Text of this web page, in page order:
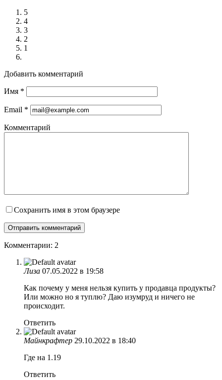
5
4
3
2
1
Добавить комментарий
Имя *
Email *
Комментарий
Сохранить имя в этом браузере
Комментарии: 2
Лиза 07.05.2022 в 19:58
Как почему у меня нельзя купить у продавца продукты?
Или можно но я туплю? Даю изумруд и ничего не
происходит.
Ответить
Майнкрафтер 29.10.2022 в 18:40
Где на 1.19
Ответить